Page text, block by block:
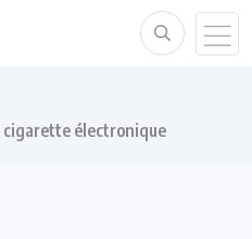
cigarette électronique